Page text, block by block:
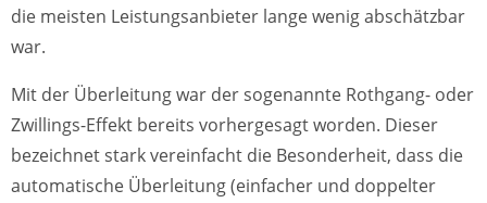
die meisten Leistungsanbieter lange wenig abschätzbar
war.
Mit der Überleitung war der sogenannte Rothgang- oder
Zwillings-Effekt bereits vorhergesagt worden. Dieser
bezeichnet stark vereinfacht die Besonderheit, dass die
automatische Überleitung (einfacher und doppelter